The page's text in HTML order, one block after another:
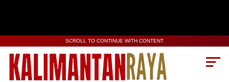
SCROLL TO CONTINUE WITH CONTENT